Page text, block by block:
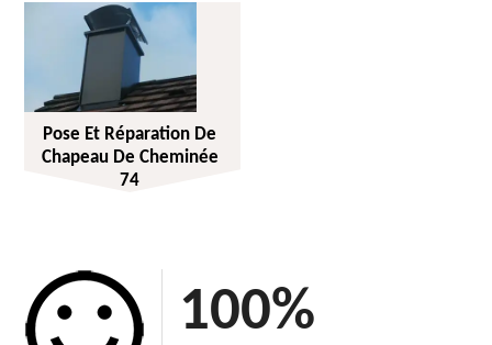
Pose Et Réparation De
Chapeau De Cheminée
74
100%